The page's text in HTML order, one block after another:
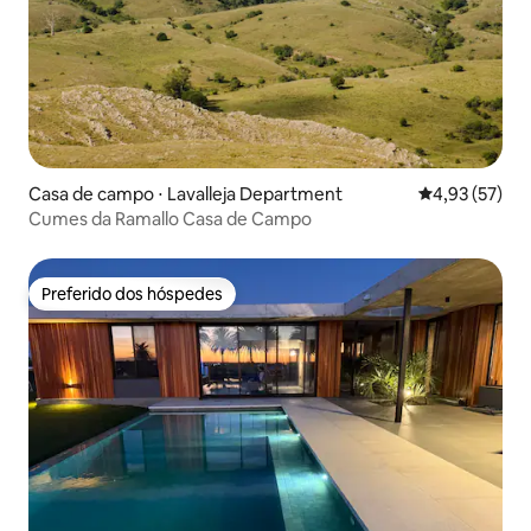
Casa de campo ⋅ Lavalleja Department 4,93 de uma
4,93 (57)
Cumes da Ramallo Casa de Campo
Preferido dos hóspedes
Preferido dos hóspedes